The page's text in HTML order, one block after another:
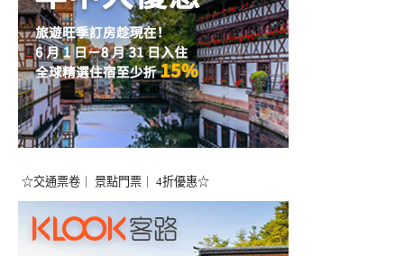
☆交通票卷｜ 景點門票｜ 4折優惠☆